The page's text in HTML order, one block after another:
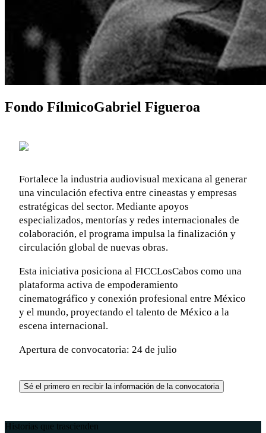
Fondo FílmicoGabriel Figueroa
Fortalece la industria audiovisual mexicana al generar
una vinculación efectiva entre cineastas y empresas
estratégicas del sector. Mediante apoyos
especializados, mentorías y redes internacionales de
colaboración, el programa impulsa la finalización y
circulación global de nuevas obras.
Esta iniciativa posiciona al FICCLosCabos como una
plataforma activa de empoderamiento
cinematográfico y conexión profesional entre México
y el mundo, proyectando el talento de México a la
escena internacional.
Apertura de convocatoria: 24 de julio
Sé el primero en recibir la información de la convocatoria
Historias que trascienden